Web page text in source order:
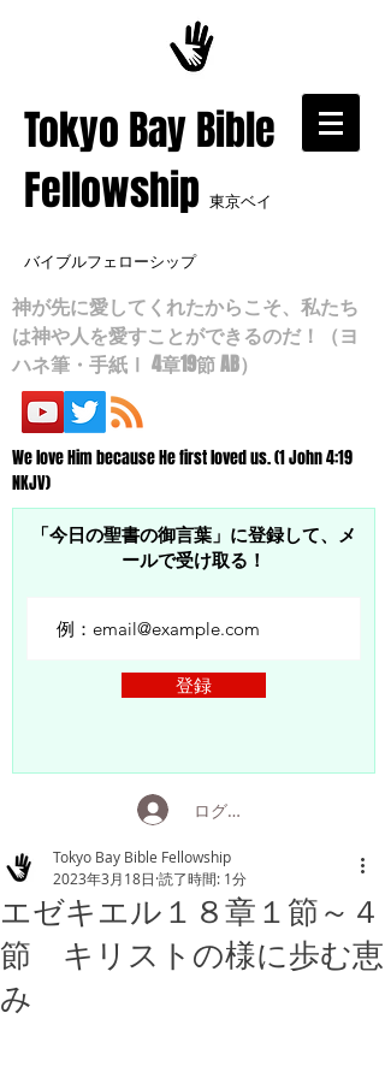
​Tokyo Bay Bible
Fellowship 東京ベイ
バイブルフェローシップ
神が先に愛してくれたからこそ、私たち
は神や人を愛すことができるのだ！（ヨ
ハネ筆・手紙Ⅰ 4章19節 AB）
We love Him because He first loved us. (1 John 4:19
NKJV)
「今日の聖書の御言葉」に登録して、メ
ールで受け取る！
登録
ログイン
エゼキエル１８章１節～４
節 キリストの様に歩む恵
み
Tokyo Bay Bible Fellowship
2023年3月18日 読了時間: 1分